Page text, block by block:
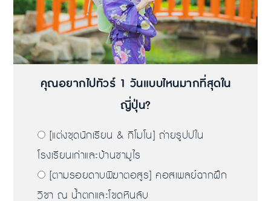
คุณอยากไปทัวร์ 1 วันแบบไหนมากที่สุดใน
ญี่ปุ่น?
[แต่งชุดนักเรียน & กิโมโน] ถ่ายรูปปใน
โรงเรียนเก่าและบ้านซามูไร
[ตามรอยดาบพิฆาตอสูร] คอสเพลย์ฉากฝึก
วิชา ณ น้ำตกและโขดหินลับ